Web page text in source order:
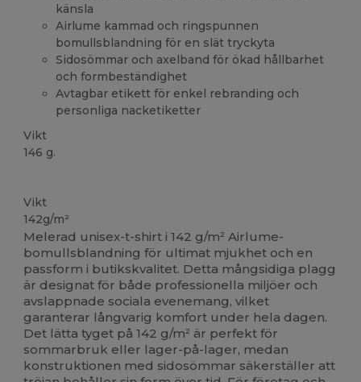
känsla
Airlume kammad och ringspunnen
bomullsblandning för en slät tryckyta
Sidosömmar och axelband för ökad hållbarhet
och formbeständighet
Avtagbar etikett för enkel rebranding och
personliga nacketiketter
Vikt
146 g.
Vikt
142g/m²
Melerad unisex-t-shirt i 142 g/m² Airlume-
bomullsblandning för ultimat mjukhet och en
passform i butikskvalitet. Detta mångsidiga plagg
är designat för både professionella miljöer och
avslappnade sociala evenemang, vilket
garanterar långvarig komfort under hela dagen.
Det lätta tyget på 142 g/m² är perfekt för
sommarbruk eller lager-på-lager, medan
konstruktionen med sidosömmar säkerställer att